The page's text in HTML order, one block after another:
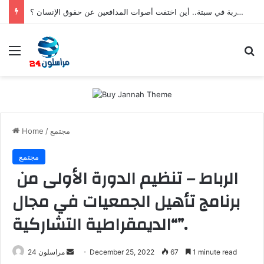
بعد تعنيف المغاربة في سبتة.. أين اختفت أصوات المدافعين عن حقوق الإنسان ؟
Menu
Home / مجتمع
مجتمع
الرباط – تنظيم الدورة الأولى من
برنامج تأهيل الجمعيات في مجال
“الديمقراطية التشاركية”.
مراسلون 24 December 25, 2022 67 1 minute read